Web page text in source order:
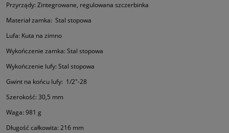
Przyrządy: Zintegrowane, regulowana szczerbinka
Materiał zamka: Stal stopowa
Lufa: Kuta na zimno
Wykończenie zamka: Stal stopowa
Wykończenie lufy: Stal stopowa
Gwint na końcu lufy: 1/2"-28
Szerokość: 30,5 mm
Waga: 981 g
Długość całkowita: 216 mm